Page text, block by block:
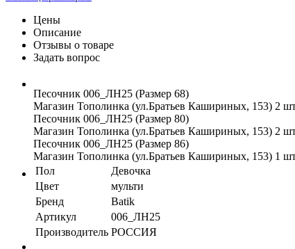
Цены
Описание
Отзывы о товаре
Задать вопрос
Песочник 006_ЛН25 (Размер 68)
Магазин Тополинка (ул.Братьев Кашириных, 153) 2
Песочник 006_ЛН25 (Размер 80)
Магазин Тополинка (ул.Братьев Кашириных, 153) 2
Песочник 006_ЛН25 (Размер 86)
Магазин Тополинка (ул.Братьев Кашириных, 153) 1
Пол
Девочка
Цвет
мульти
Бренд
Batik
Артикул
006_ЛН25
Производитель РОССИЯ